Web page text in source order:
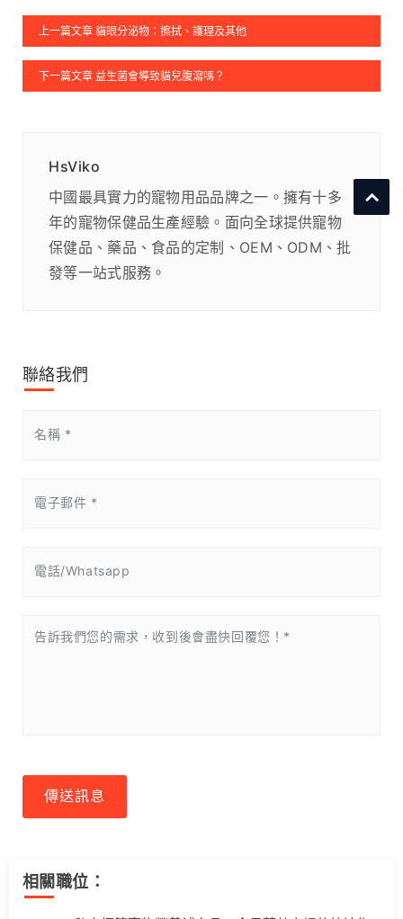
上一篇文章 貓眼分泌物：擦拭、護理及其他
下一篇文章 益生菌會導致貓兒腹瀉嗎？
HsViko
中國最具實力的寵物用品品牌之一。擁有十多
年的寵物保健品生產經驗。面向全球提供寵物
保健品、藥品、食品的定制、OEM、ODM、批
發等一站式服務。
聯絡我們
傳送訊息
相關職位：